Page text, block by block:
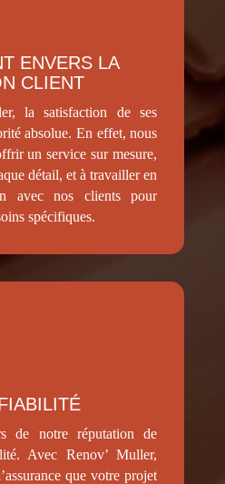
ENVERS LA
CLIENT
la satisfaction de ses
absolue. En effet, nous
un service sur mesure,
détail, et à travailler en
avec nos clients pour
spécifiques.
de notre réputation de
Avec Renov’ Muller,
que votre projet